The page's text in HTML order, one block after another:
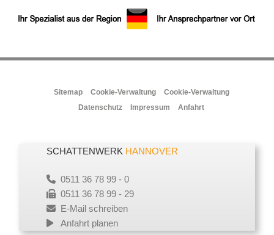
Sitemap Cookie-Verwaltung
Cookie-Verwaltung
Datenschutz
Impressum Anfahrt
SCHATTENWERK HANNOVER
0511 36 78 99 - 0
0511 36 78 99 - 29
E-Mail schreiben
Anfahrt planen